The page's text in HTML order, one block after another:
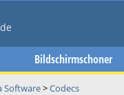
Bildschirmschoner
Software>Codecs